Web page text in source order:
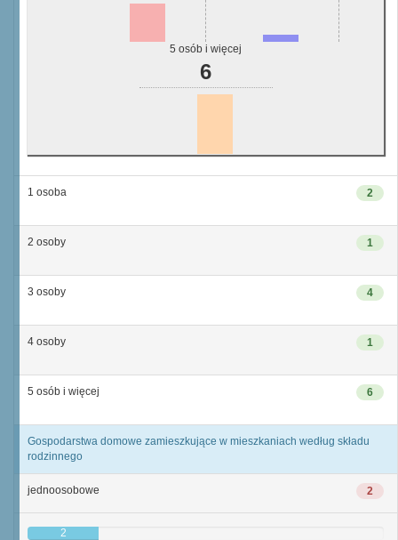
5 osób i więcej
6
2
1 osoba
1
2 osoby
4
3 osoby
1
4 osoby
6
5 osób i więcej
Gospodarstwa domowe zamieszkujące w mieszkaniach według składu
rodzinnego
2
jednoosobowe
2